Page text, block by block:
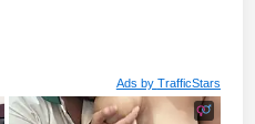
Ads by TrafficStars